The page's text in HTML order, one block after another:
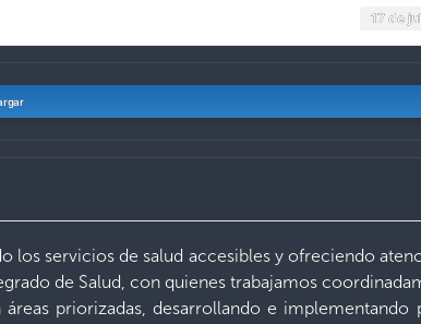
17 de
los servicios de salud accesibles y ofreciendo
de Salud, con quienes trabajamos
priorizadas, desarrollando e implementando